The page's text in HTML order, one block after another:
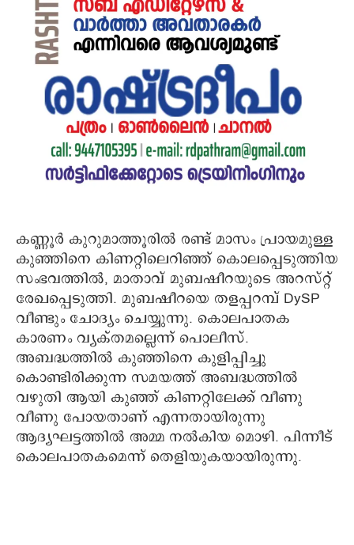
കണ്ണൂർ കുറുമാത്തൂരിൽ രണ്ട് മാസം പ്രായമുള്ള
കുഞ്ഞിനെ കിണറ്റിലെറിഞ്ഞ് കൊലപ്പെടുത്തിയ
സംഭവത്തിൽ, മാതാവ് മുബഷീറയുടെ അറസ്റ്റ്
രേഖപ്പെടുത്തി. മുബഷീറയെ തളപ്പറമ്പ് DySP
വീണ്ടും ചോദ്യം ചെയ്യുന്നു. കൊലപാതക
കാരണം വ്യക്തമല്ലെന്ന് പൊലീസ്.
അബദ്ധത്തിൽ കുഞ്ഞിനെ കുളിപ്പിച്ചു
കൊണ്ടിരിക്കുന്ന സമയത്ത് അബദ്ധത്തിൽ
വഴുതി ആയി കുഞ്ഞ് കിണറ്റിലേക്ക് വീണു
വീണു പോയതാണ് എന്നതായിരുന്നു
ആദ്യഘട്ടത്തിൽ അമ്മ നൽകിയ മൊഴി. പിന്നീട്
കൊലപാതകമെന്ന് തെളിയുകയായിരുന്നു.